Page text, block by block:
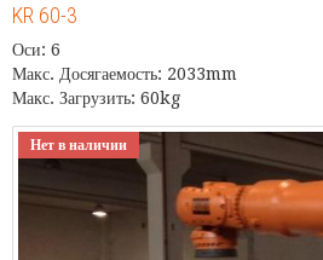
KR 60-3
Оси: 6
Макс. Досягаемость: 2033mm
Макс. Загрузить: 60kg
Нет в наличии